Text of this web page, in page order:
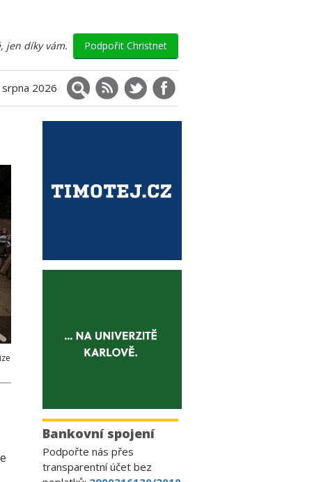
jen díky vám. Podpořit Christnet
srpna 2026 Vyhledávání
RSS X (Twitter)
Facebook
Bankovní spojení
Podpořte nás přes
transparentní účet bez